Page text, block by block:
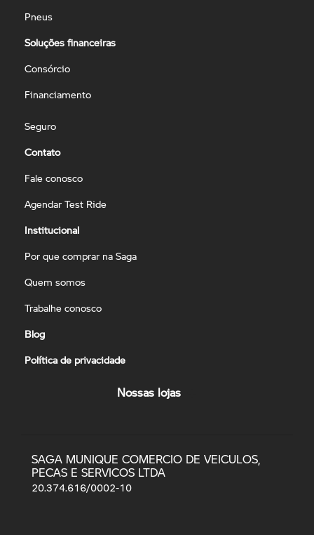
Pneus
Soluções financeiras
Consórcio
Financiamento
Seguro
Contato
Fale conosco
Agendar Test Ride
Institucional
Por que comprar na Saga
Quem somos
Trabalhe conosco
Blog
Política de privacidade
Nossas lojas
SAGA MUNIQUE COMERCIO DE VEICULOS,
PECAS E SERVICOS LTDA
20.374.616/0002-10